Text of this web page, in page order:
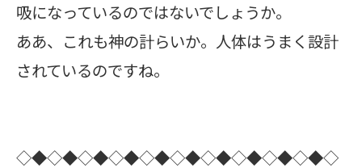
吸になっているのではないでしょうか。
ああ、これも神の計らいか。人体はうまく設計
されているのですね。
◇◆◇◆◇◆◇◆◇◆◇◆◇◆◇◆◇◆◇◆◇